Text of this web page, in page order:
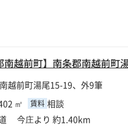
越前町湯尾15-19、外9筆
㎡ 賃料 相談
今庄より 約1.40km